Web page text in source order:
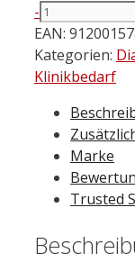
-
WELLION
Medfine
plus
Pen-
nadeln
mm
100
EAN:
Kategorien:
Klinikbedarf
Marke
Trusted